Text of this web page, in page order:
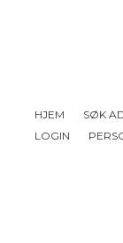
HJEM SØK
LOGIN